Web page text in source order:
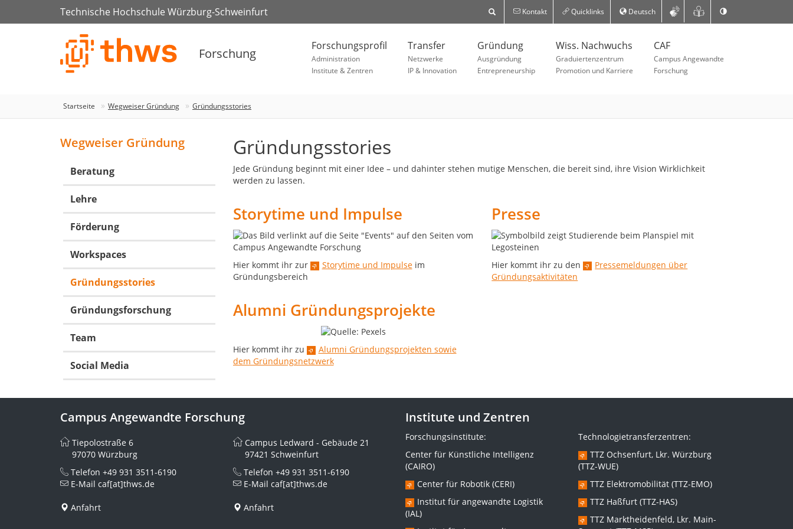
Technische Hochschule Würzburg-Schweinfurt Kontakt Quicklinks Deutsch
Forschung
Forschungsprofil
Administration
Institute & Zentren
Transfer
Netzwerke
IP & Innovation
Gründung
Ausgründung
Entrepreneurship
Wiss. Nachwuchs
Graduiertenzentrum
Promotion und Karriere
CAF
Campus Angewandte
Forschung
Startseite Wegweiser Gründung Gründungsstories
Gründungsstories
Jede Gründung beginnt mit einer Idee – und dahinter stehen mutige Menschen, die bereit sind, ihre Vision Wirklichkeit
werden zu lassen.
Storytime und Impulse
Hier kommt ihr zur Storytime und Impulseim
Gründungsbereich
Presse
Hier kommt ihr zu den
Pressemeldungen über
Gründungsaktivitäten
Alumni Gründungsprojekte
Hier kommt ihr zu
Alumni Gründungsprojekten sowie
dem Gründungsnetzwerk
Wegweiser Gründung
Beratung
Lehre
Förderung
Workspaces
Gründungsstories
Gründungsforschung
Team
Social Media
Campus Angewandte Forschung
Tiepolostraße 6
97070 Würzburg
Telefon +49 931 3511-6190
E-Mail caf[at]thws.de
Anfahrt
Campus Ledward - Gebäude 21
97421 Schweinfurt
Telefon +49 931 3511-6190
E-Mail caf[at]thws.de
Anfahrt
Institute und Zentren
Forschungsinstitute:
Center für Künstliche Intelligenz
(CAIRO)
Center für Robotik (CERI)
Institut für angewandte Logistik
(IAL)
Technologietransferzentren:
TTZ Ochsenfurt, Lkr. Würzburg
(TTZ-WUE)
TTZ Elektromobilität (TTZ-EMO)
TTZ Haßfurt (TTZ-HAS)
TTZ Marktheidenfeld, Lkr. Main-